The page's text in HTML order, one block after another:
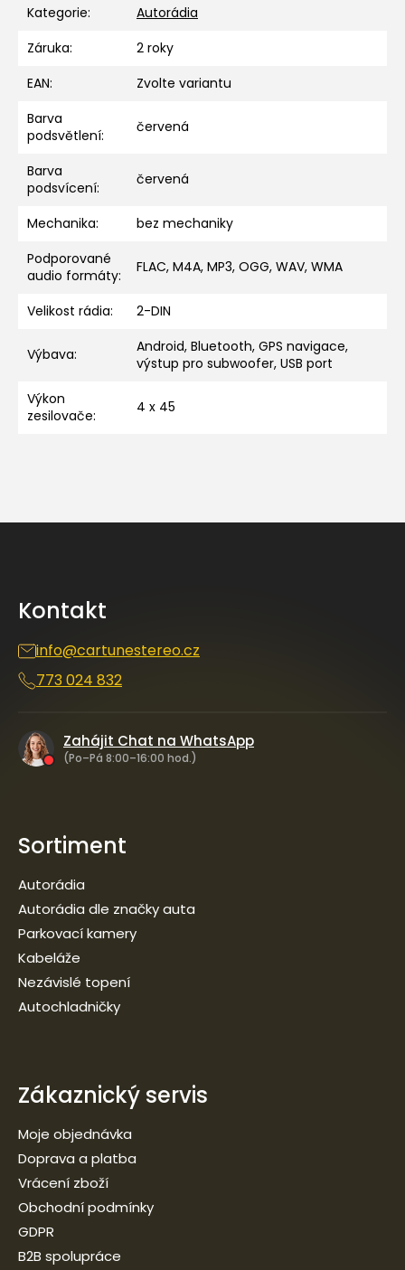
Kategorie:
Autorádia
Záruka:
2 roky
EAN:
Zvolte variantu
Barva
podsvětlení: červená
Barva
podsvícení: červená
Mechanika:
bez mechaniky
Podporované
audio formáty: FLAC, M4A, MP3, OGG, WAV, WMA
Velikost rádia: 2-DIN
Výbava:
Android, Bluetooth, GPS navigace,
výstup pro subwoofer, USB port
Výkon
zesilovače: 4 x 45
Kontakt
info@cartunestereo.cz
773 024 832
Zahájit Chat na WhatsApp
(Po–Pá 8:00–16:00 hod.)
Sortiment
Autorádia
Autorádia dle značky auta
Parkovací kamery
Kabeláže
Nezávislé topení
Autochladničky
Zákaznický servis
Moje objednávka
Doprava a platba
Vrácení zboží
Obchodní podmínky
GDPR
B2B spolupráce